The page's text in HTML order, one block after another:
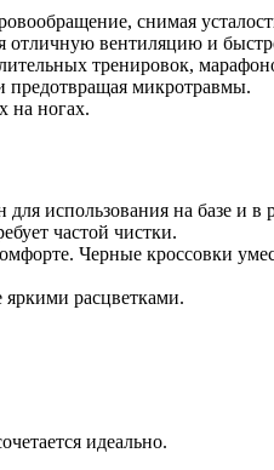
снимая
отличную вентиляцию и
тренировок,
предотвращая микротравмы.
на ногах.
использования на базе и в
частой чистки.
Черные кроссовки
яркими расцветками.
идеально.